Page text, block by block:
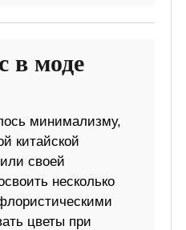
в моде
минимализму,
китайской
своей
несколько
цветы при